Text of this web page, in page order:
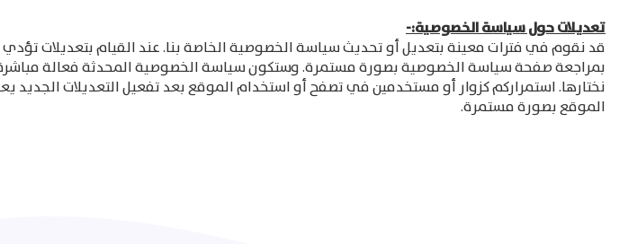
تعديلات حول سياسة الخصوصية:-
قد نقوم في فترات معينة بتعديل أو تحديث سياسة الخصوصية الخاصة بنا. عند القيام بتعديلات
بمراجعة صفحة سياسة الخصوصية بصورة مستمرة. وستكون سياسة الخصوصية المحدثة فعالة مباشرةً
نختارها. استمراركم كزوار أو مستخدمين في تصفح أو استخدام الموقع بعد تفعيل التعديلات
الموقع بصورة مستمرة.